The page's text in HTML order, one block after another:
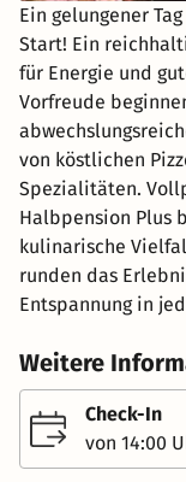
Ein gelungener
Start! Ein
für Energie und
Vorfreude
von köstlichen
Spezialitäten.
Halbpension Plus
kulinarische
runden das
Entspannung in
Weitere
Check-In
von 14:00